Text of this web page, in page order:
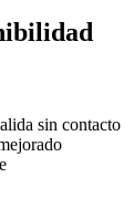
sin contacto